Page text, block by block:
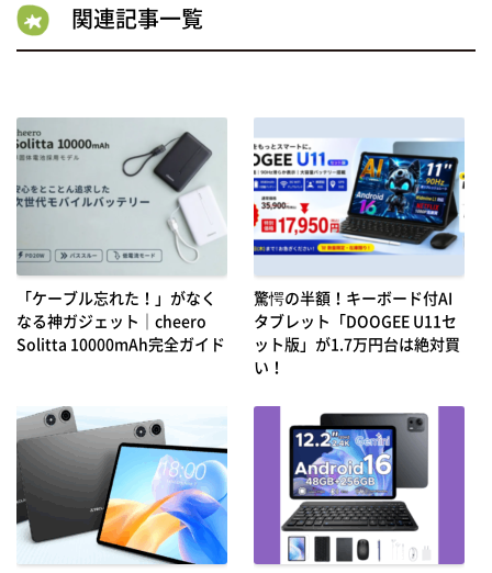
関連記事一覧
「ケーブル忘れた！」がなく
なる神ガジェット｜cheero
Solitta 10000mAh完全ガイド
驚愕の半額！キーボード付AI
タブレット「DOOGEE U11セ
ット版」が1.7万円台は絶対買
い！